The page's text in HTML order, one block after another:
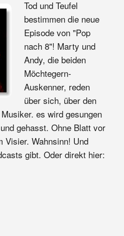
Tod und Teufel
bestimmen die neue
Episode von "Pop
nach 8"! Marty und
Andy, die beiden
Möchtegern-
Auskenner, reden
über sich, über den
es wird gesungen
gehasst. Ohne Blatt vor
Visier. Wahnsinn! Und
gibt. Oder direkt hier: